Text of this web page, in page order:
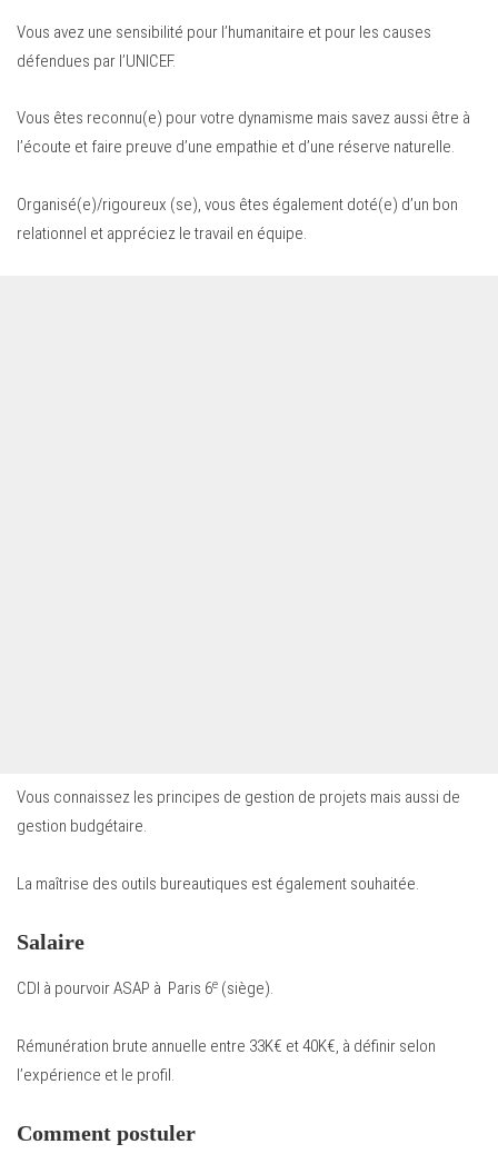
Vous avez une sensibilité pour l’humanitaire et pour les causes
défendues par l’UNICEF.
Vous êtes reconnu(e) pour votre dynamisme mais savez aussi être à
l’écoute et faire preuve d’une empathie et d’une réserve naturelle.
Organisé(e)/rigoureux (se), vous êtes également doté(e) d’un bon
relationnel et appréciez le travail en équipe.
Vous connaissez les principes de gestion de projets mais aussi de
gestion budgétaire.
La maîtrise des outils bureautiques est également souhaitée.
Salaire
CDI à pourvoir ASAP à Paris 6e (siège).
Rémunération brute annuelle entre 33K€ et 40K€, à définir selon
l’expérience et le profil.
Comment postuler